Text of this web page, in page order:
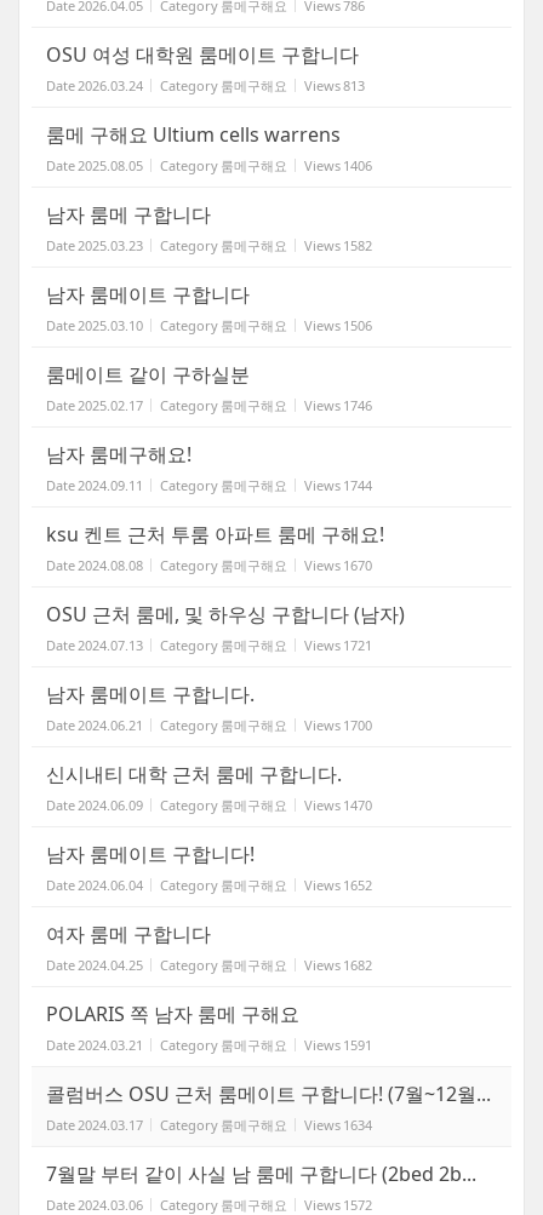
Date2026.04.05 Category 룸메구해요 Views786
OSU 여성 대학원 룸메이트 구합니다
Date2026.03.24 Category 룸메구해요 Views813
룸메 구해요 Ultium cells warrens
Date2025.08.05 Category 룸메구해요 Views 1406
남자 룸메 구합니다
Date2025.03.23 Category 룸메구해요 Views 1582
남자 룸메이트 구합니다
Date2025.03.10 Category 룸메구해요 Views 1506
룸메이트 같이 구하실분
Date2025.02.17 Category 룸메구해요 Views 1746
남자 룸메구해요!
Date2024.09.11 Category 룸메구해요 Views 1744
ksu 켄트 근처 투룸 아파트 룸메 구해요!
Date2024.08.08 Category 룸메구해요 Views 1670
OSU 근처 룸메, 및 하우싱 구합니다 (남자)
Date2024.07.13 Category 룸메구해요 Views 1721
남자 룸메이트 구합니다.
Date2024.06.21 Category 룸메구해요 Views 1700
신시내티 대학 근처 룸메 구합니다.
Date2024.06.09 Category 룸메구해요 Views 1470
남자 룸메이트 구합니다!
Date2024.06.04 Category 룸메구해요 Views 1652
여자 룸메 구합니다
Date2024.04.25 Category 룸메구해요 Views 1682
POLARIS 쪽 남자 룸메 구해요
Date2024.03.21 Category 룸메구해요 Views 1591
콜럼버스 OSU 근처 룸메이트 구합니다! (7월~12월...
Date2024.03.17 Category 룸메구해요 Views 1634
7월말 부터 같이 사실 남 룸메 구합니다 (2bed 2b...
Date2024.03.06 Category 룸메구해요 Views 1572